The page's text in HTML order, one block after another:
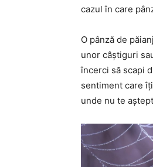
cazul în care
O pânză de
unor câștiguri
încerci să scapi
sentiment care
unde nu te